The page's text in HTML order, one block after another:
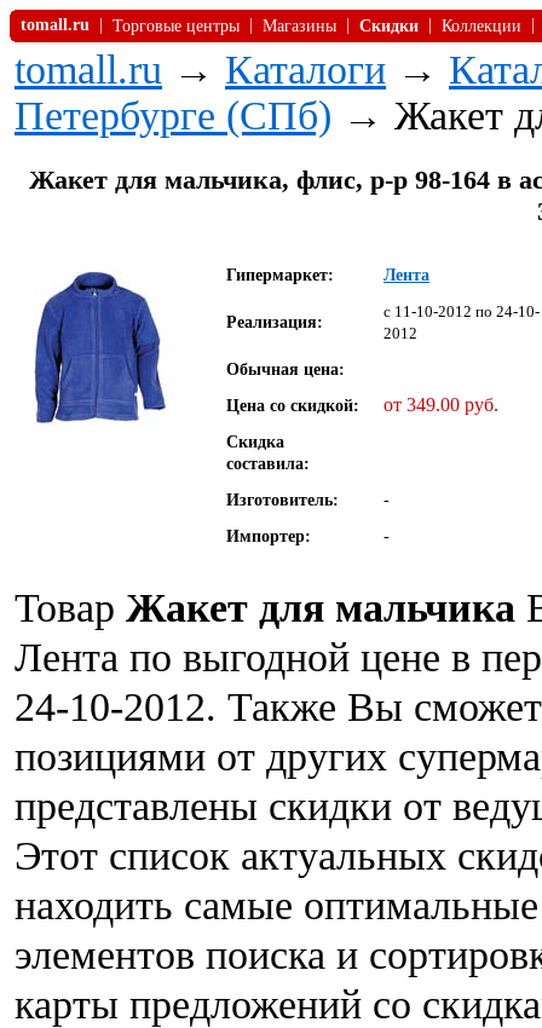
tomall.ru Торговые центры Магазины Скидки Коллекции
tomall.ru → Каталоги →
Петербурге (СПб) → Жакет
Жакет для мальчика, флис, р-р 98-164 в
Гипермаркет: Лента
Реализация:
c 11-10-2012 по 24-10-
2012
Обычная цена:
Цена со скидкой:
от 349.00 руб.
Скидка
составила:
Изготовитель:
-
Импортер:
-
Товар Жакет для мальчика
Лента по выгодной цене в
24-10-2012. Также Вы
позициями от других
представлены скидки от
Этот список актуальных
находить самые
элементов поиска и
карты предложений со